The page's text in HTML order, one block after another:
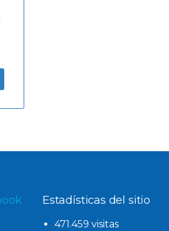
Estadísticas del sitio
471.459 visitas